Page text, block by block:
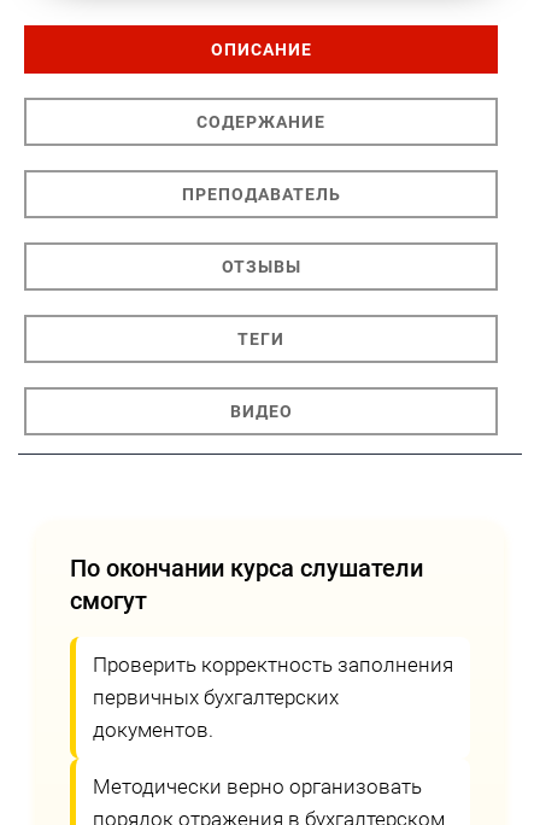
ОПИСАНИЕ
СОДЕРЖАНИЕ
ПРЕПОДАВАТЕЛЬ
ОТЗЫВЫ
ТЕГИ
ВИДЕО
По окончании курса слушатели
смогут
Проверить корректность заполнения
первичных бухгалтерских
документов.
Методически верно организовать
порядок отражения в бухгалтерском